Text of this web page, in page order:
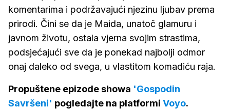
komentarima i podržavajući njezinu ljubav prema
prirodi. Čini se da je Maida, unatoč glamuru i
javnom životu, ostala vjerna svojim strastima,
podsjećajući sve da je ponekad najbolji odmor
onaj daleko od svega, u vlastitom komadiću raja.
Propuštene epizode showa 'Gospodin
Savršeni' pogledajte na platformi Voyo.